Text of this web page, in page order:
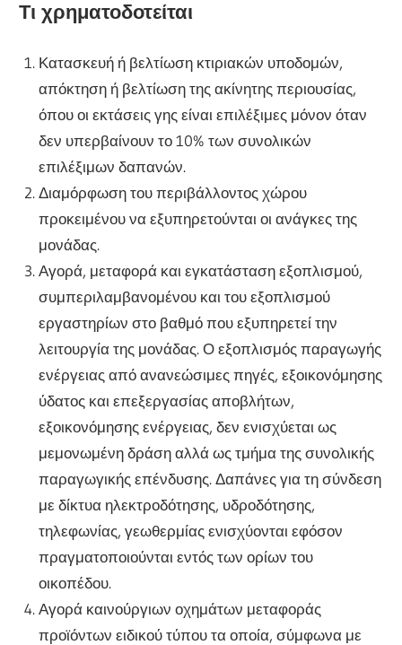
Τι χρηματοδοτείται
Κατασκευή ή βελτίωση κτιριακών υποδομών,
απόκτηση ή βελτίωση της ακίνητης περιουσίας,
όπου οι εκτάσεις γης είναι επιλέξιμες μόνον όταν
δεν υπερβαίνουν το 10% των συνολικών
επιλέξιμων δαπανών.
Διαμόρφωση του περιβάλλοντος χώρου
προκειμένου να εξυπηρετούνται οι ανάγκες της
μονάδας.
Αγορά, μεταφορά και εγκατάσταση εξοπλισμού,
συμπεριλαμβανομένου και του εξοπλισμού
εργαστηρίων στο βαθμό που εξυπηρετεί την
λειτουργία της μονάδας. Ο εξοπλισμός παραγωγής
ενέργειας από ανανεώσιμες πηγές, εξοικονόμησης
ύδατος και επεξεργασίας αποβλήτων,
εξοικονόμησης ενέργειας, δεν ενισχύεται ως
μεμονωμένη δράση αλλά ως τμήμα της συνολικής
παραγωγικής επένδυσης. Δαπάνες για τη σύνδεση
με δίκτυα ηλεκτροδότησης, υδροδότησης,
τηλεφωνίας, γεωθερμίας ενισχύονται εφόσον
πραγματοποιούνται εντός των ορίων του
οικοπέδου.
Αγορά καινούργιων οχημάτων μεταφοράς
προϊόντων ειδικού τύπου τα οποία, σύμφωνα με